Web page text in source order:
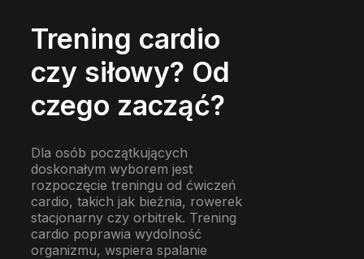
Trening cardio
czy siłowy? Od
czego zacząć?
Dla osób początkujących
doskonałym wyborem jest
rozpoczęcie treningu od ćwiczeń
cardio, takich jak bieżnia, rowerek
stacjonarny czy orbitrek. Trening
cardio poprawia wydolność
organizmu, wspiera spalanie